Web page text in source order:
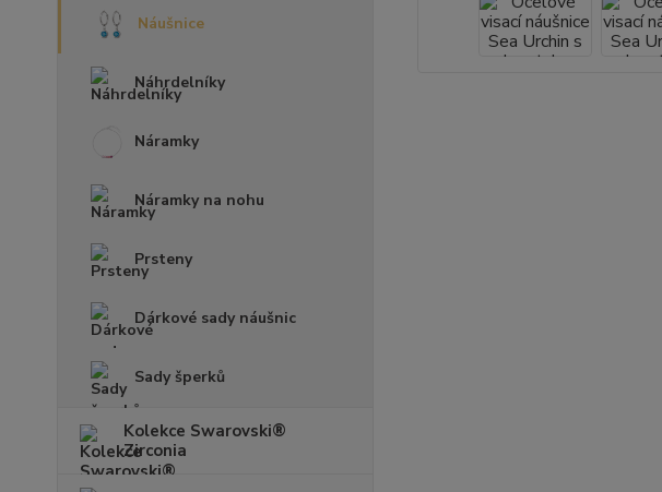
Náušnice
Náhrdelníky
Náramky
Náramky na nohu
Prsteny
Dárkové sady náušnic
Sady šperků
Kolekce Swarovski®
Zirconia